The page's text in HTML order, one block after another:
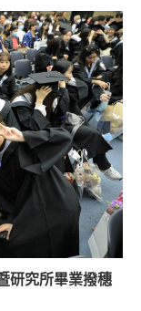
研究所畢業撥穗